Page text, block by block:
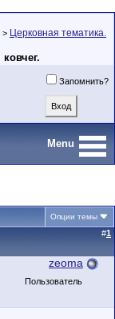
> Церковная тематика.
Запомнить?
Menu
Опции темы
#1
zeoma
Пользователь